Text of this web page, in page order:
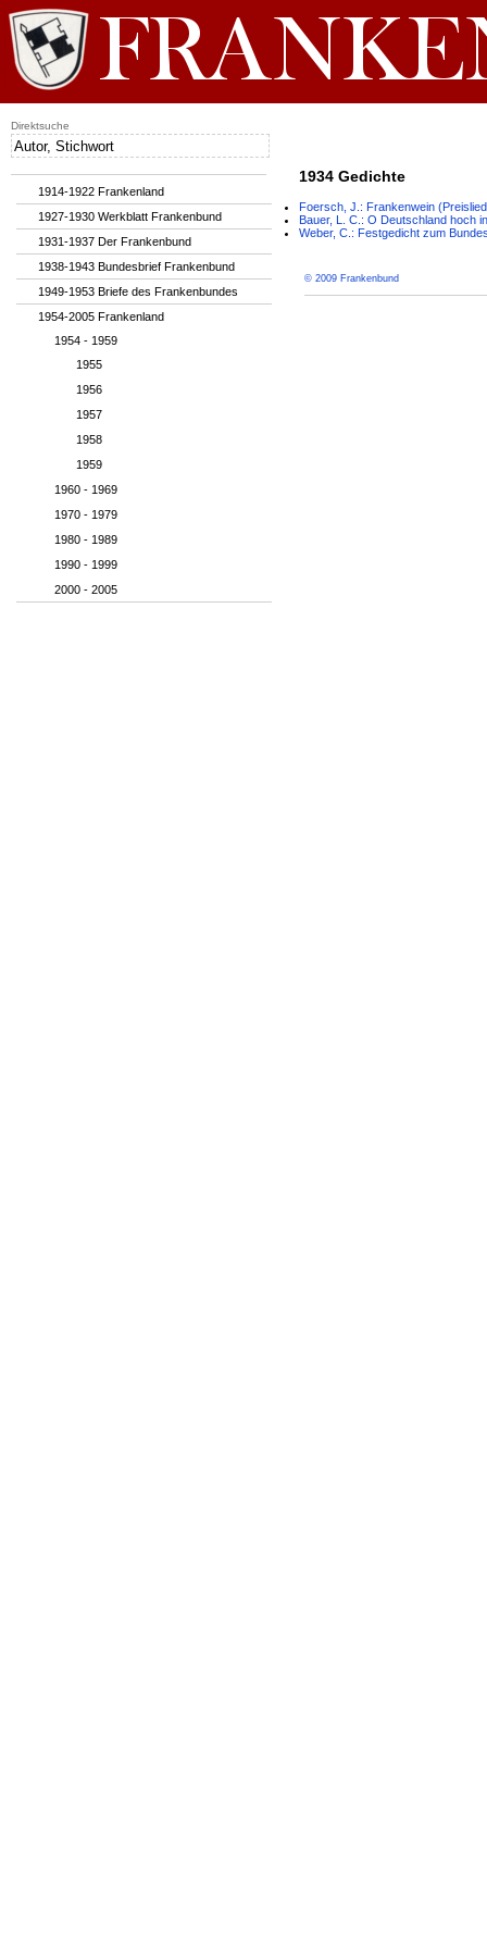
1934 Gedichte
Foersch, J.: Frankenwein
Bauer, L. C.: O Deutschland hoch
Weber, C.: Festgedicht zum
© 2009 Frankenbund
1914-1922 Frankenland
1927-1930 Werkblatt Frankenbund
1931-1937 Der Frankenbund
1938-1943 Bundesbrief Frankenbund
1949-1953 Briefe des Frankenbundes
1954-2005 Frankenland
1954 - 1959
1955
1956
1957
1958
1959
1960 - 1969
1970 - 1979
1980 - 1989
1990 - 1999
2000 - 2005
Direktsuche